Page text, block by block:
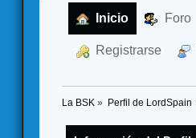
Inicio Foro
Registrarse
La BSK » Perfil de LordSpain